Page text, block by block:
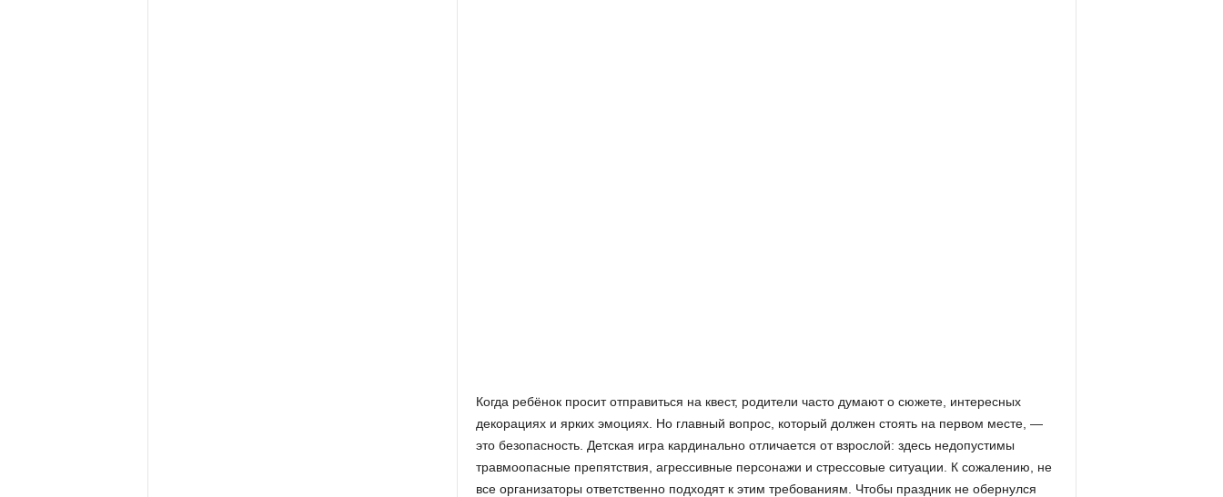
Когда ребёнок просит отправиться на квест, родители часто думают о сюжете, интересных
декорациях и ярких эмоциях. Но главный вопрос, который должен стоять на первом месте, —
это безопасность. Детская игра кардинально отличается от взрослой: здесь недопустимы
травмоопасные препятствия, агрессивные персонажи и стрессовые ситуации. К сожалению, не
все организаторы ответственно подходят к этим требованиям. Чтобы праздник не обернулся